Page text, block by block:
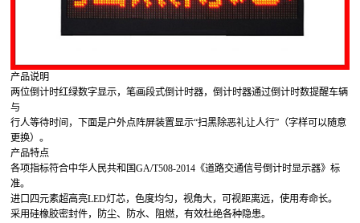
产品说明
两位倒计时红绿数字显示，笔画段式倒计时器，倒计时器通过倒计时数提醒车辆
与
行人等待时间，下面是户外点阵屏装置显示“扫黑除恶礼让人行”（字样可以随意
更换）。
产品特点
各项指标符合中华人民共和国GA/T508-2014《道路交通信号倒计时显示器》标
准。
进口四元素超高亮LED灯芯，色度均匀，视角大，可视距离远，使用寿命长。
采用硅橡胶密封件，防尘、防水、阻燃，有效杜绝各种隐患。